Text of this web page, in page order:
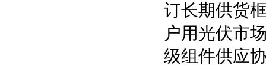
订长期供货
户用光伏市
级组件供应